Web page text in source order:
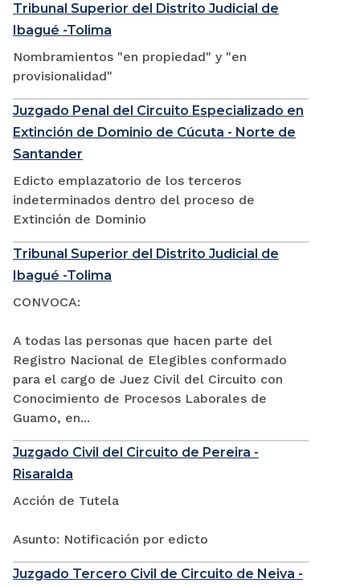
Tribunal Superior del Distrito Judicial de
Ibagué -Tolima
Nombramientos "en propiedad" y "en
provisionalidad"
Juzgado Penal del Circuito Especializado en
Extinción de Dominio de Cúcuta - Norte de
Santander
Edicto emplazatorio de los terceros
indeterminados dentro del proceso de
Extinción de Dominio
Tribunal Superior del Distrito Judicial de
Ibagué -Tolima
CONVOCA:
A todas las personas que hacen parte del
Registro Nacional de Elegibles conformado
para el cargo de Juez Civil del Circuito con
Conocimiento de Procesos Laborales de
Guamo, en...
Juzgado Civil del Circuito de Pereira -
Risaralda
Acción de Tutela
Asunto: Notificación por edicto
Juzgado Tercero Civil de Circuito de Neiva -